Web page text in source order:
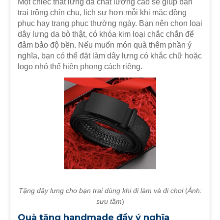
Một chiếc thắt lưng da chất lượng cao sẽ giúp bạn
trai trông chỉn chu, lịch sự hơn mỗi khi mặc đồng
phục hay trang phục thường ngày. Bạn nên chọn loại
dây lưng da bò thật, có khóa kim loại chắc chắn để
đảm bảo độ bền. Nếu muốn món quà thêm phần ý
nghĩa, bạn có thể đặt làm dây lưng có khắc chữ hoặc
logo nhỏ thể hiện phong cách riêng.
Tặng dây lưng cho bạn trai dùng khi đi làm và đi chơi (Ảnh:
sưu tầm)
Quà tặng handmade đầy ý nghĩa